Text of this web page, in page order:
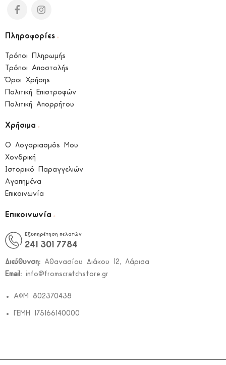
Πληροφορίες .
Τρόποι Πληρωμής
Τρόποι Αποστολής
Όροι Χρήσης
Πολιτική Επιστροφών
Πολιτική Απορρήτου
Χρήσιμα .
Ο Λογαριασμός Μου
Χονδρική
Ιστορικό Παραγγελιών
Αγαπημένα
Επικοινωνία
Επικοινωνία .
Εξυπηρέτηση πελατών
241 301 7784
Διεύθυνση: Αθανασίου Διάκου 12, Λάρισα
Email: info@fromscratchstore.gr
ΑΦΜ 802370438
ΓΕΜΗ 175166140000